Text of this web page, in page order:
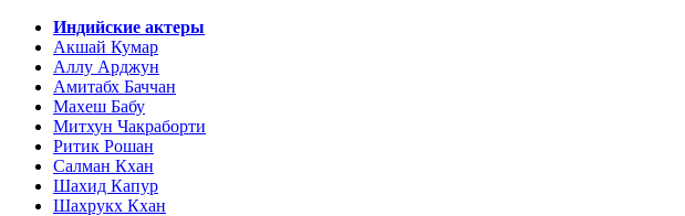
Индийские актеры
Акшай Кумар
Аллу Арджун
Амитабх Баччан
Махеш Бабу
Митхун Чакраборти
Ритик Рошан
Салман Кхан
Шахид Капур
Шахрукх Кхан